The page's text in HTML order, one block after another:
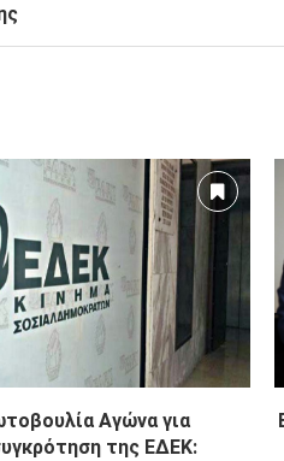
Αγώνα για
της ΕΔΕΚ: